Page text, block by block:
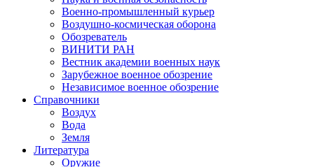
Военно-промышленный курьер
Воздушно-космическая оборона
Обозреватель
ВИНИТИ РАН
Вестник академии военных наук
Зарубежное военное обозрение
Независимое военное обозрение
Справочники
Воздух
Вода
Земля
Литература
Оружие